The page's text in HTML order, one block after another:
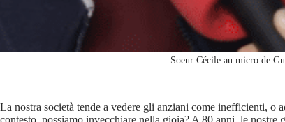
Soeur Cécile au micro de
La nostra società tende a vedere gli anziani come inefficienti, o